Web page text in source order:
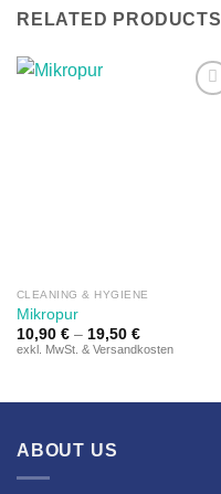
RELATED PRODUCTS
CLEANING & HYGIENE
Mikropur
10,90 €– 19,50 €
exkl. MwSt. & Versandkosten
ABOUT US